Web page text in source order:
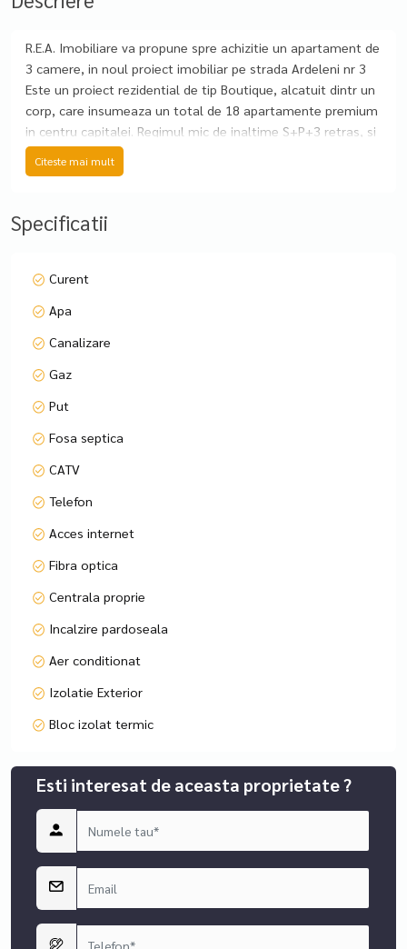
R.E.A. Imobiliare va propune spre achizitie un apartament de
3 camere, in noul proiect imobiliar pe strada Ardeleni nr 3
Este un proiect rezidential de tip Boutique, alcatuit dintr un
corp, care insumeaza un total de 18 apartamente premium
in centru capitalei. Regimul mic de inaltime S+P+3 retras, si
distanta fata de imobilele vecine, fac ca apartamentele
situate in acest proiect rezidential sa fie luminoase si cu
din Ardeleni nr 3 este; 30.07.2025 Apartamentul de 3
camere este pozitionat la ETAJUL 1,2 cat si la 3
balconului este de 7,40mp.
prin pardoseala. Finisaje la alegere Imobilul dispune de
locuri de parcare la subteran 25000+ TVA. Modalitati de
Pentru mai multe detalii si vizionari va rog sa ne apelati
specificand codul de proprietate p4095
Citeste mai mult
Specificatii
Curent
Apa
Canalizare
Gaz
Put
Fosa septica
CATV
Telefon
Acces internet
Fibra optica
Centrala proprie
Incalzire pardoseala
Aer conditionat
Izolatie Exterior
Bloc izolat termic
Esti interesat de aceasta proprietate ?